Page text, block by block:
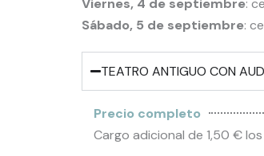
Sábado, 5 de septiembre:
TEATRO ANTIGUO CON
Precio completo
Cargo adicional de 1,50 €